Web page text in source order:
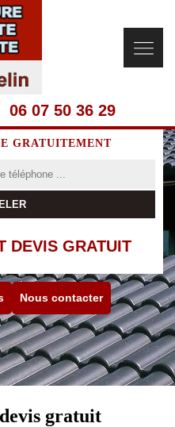
06 07 50 36 29
GRATUITEMENT
DEVIS GRATUIT
Nous contacter
gratuit